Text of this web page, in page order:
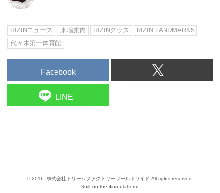
RIZINニュース 来場案内 RIZINグッズ
RIZIN LANDMARK5
代々木第一体育館
Facebook
LINE
© 2016- 株式会社ドリームファクトリーワールドワイド All rights reserved.
Built on the dino platform.